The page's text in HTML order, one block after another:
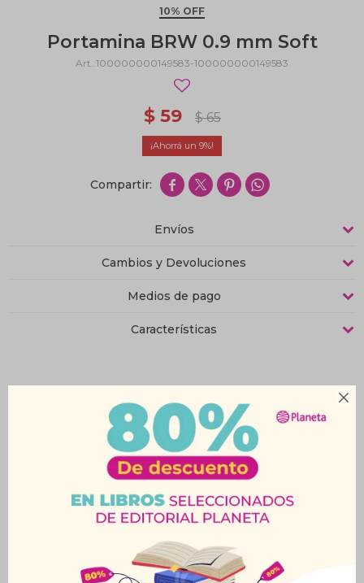

10% OFF
Portamina BRW 0.9 mm Soft
100000000149583-100000000149583
$ 59 $ 65
9
   
Envíos
Cambios y Devoluciones
Medios de pago
Características
Productos que te pueden interesar